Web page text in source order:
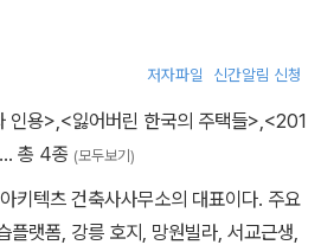
는데, 공공재적 성격이 상대적으로 약
를 대상으로 하기에 내재적 형식미에 대
눈에 띄는 형태적인 공통점을 갖고 있
식적인 문제들을 설정한 작품들이다.”
저자파일 신간알림 신청
인용> <잃어버린 한국의 주택들> <201
… 총 4종 (모두보기)
키텍츠 건축사사무소의 대표이다. 주요
플랫폼, 강릉 호지, 망원빌라, 서교근생,